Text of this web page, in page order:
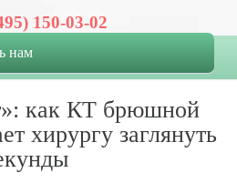
150-03-02
нам
как КТ брюшной
хирургу заглянуть